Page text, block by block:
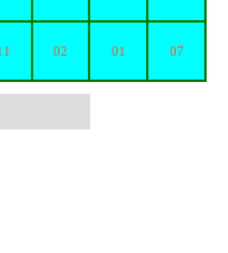
02 01 07